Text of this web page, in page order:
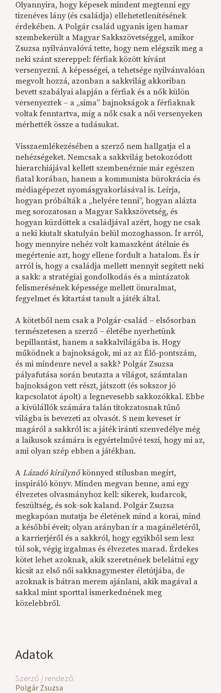
Adatok
Szerző / rendező:
Polgár Zsuzsa
Olyannyira, hogy képesek mindent megtenni egy
tizenéves lány (és családja) ellehetetlenítésének
érdekében. A Polgár család ugyanis igen hamar
szembekerült a Magyar Sakkszövetséggel, amikor
Zsuzsa nyilvánvalóvá tette, hogy nem elégszik meg a
neki szánt szereppel: férfiak között kívánt
versenyezni. A képességei, a tehetsége nyilvánvalóan
megvolt hozzá, azonban a sakkvilág akkoriban
bevett szabályai alapján a férfiak és a nők külön
versenyeztek – a „sima” bajnokságok a férfiaknak
voltak fenntartva, míg a nők csak a női versenyeken
mérhették össze a tudásukat.
Visszaemlékezésében a szerző nem hallgatja el a
nehézségeket. Nemcsak a sakkvilág betokozódott
hierarchiájával kellett szembenéznie már egészen
fiatal korában, hanem a kommunista bürokrácia és
médiagépezet nyomásgyakorlásával is. Leírja,
hogyan próbálták a „helyére tenni”, hogyan alázta
meg sorozatosan a Magyar Sakkszövetség, és
hogyan küzdöttek a családjával azért, hogy ne csak
a neki kiutalt skatulyán belül mozoghasson. Ír arról,
hogy mennyire nehéz volt kamaszként átélnie és
megértenie azt, hogy ellene fordult a hatalom. És ír
arról is, hogy a családja mellett mennyit segített neki
a sakk: a stratégiai gondolkodás és a mintázatok
felismerésének képessége mellett önuralmat,
fegyelmet és kitartást tanult a játék által.
A kötetből nem csak a Polgár-család – elsősorban
természetesen a szerző – életébe nyerhetünk
bepillantást, hanem a sakkalvilágába is. Hogy
működnek a bajnokságok, mi az az Élő-pontszám,
és mi mindenre nevel a sakk? Polgár Zsuzsa
pályafutása során beutazta a világot, számtalan
bajnokságon vett részt, játszott (és sokszor jó
kapcsolatot ápolt) a legnevesebb sakkozókkal. Ebbe
a kívülállók számára talán titokzatosnak tűnő
világba is bevezeti az olvasót. S nem keveset ír
magáról a sakkról is: a játék iránti szenvedélye még
a laikusok számára is egyértelművé teszi, hogy mi az,
ami olyan szép ebben a játékban.
ALázadó királynőkönnyed stílusban megírt,
inspiráló könyv. Minden megvan benne, ami egy
élvezetes olvasmányhoz kell: sikerek, kudarcok,
feszültség, és sok-sok kaland. Polgár Zsuzsa
megkapóan mutatja be életének mind a korai, mind
a későbbi éveit; olyan arányban ír a magánéletéről,
a karrierjéről és a sakkról, hogy egyikből sem lesz
túl sok, végig izgalmas és élvezetes marad. Érdekes
kötet lehet azoknak, akik szeretnének belelátni egy
kicsit az első női sakknagymester életútjába, de
azoknak is bátran merem ajánlani, akik magával a
sakkal mint sporttal ismerkednének meg
közelebbről.